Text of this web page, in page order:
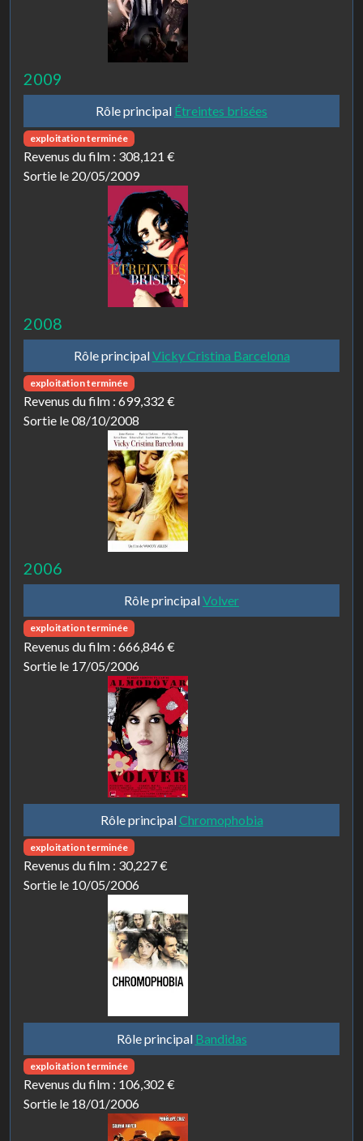
2009
Rôle principal Étreintes brisées
exploitation terminée
Revenus du film : 308,121 €
Sortie le 20/05/2009
2008
Rôle principalVicky Cristina Barcelona
exploitation terminée
Revenus du film : 699,332 €
Sortie le 08/10/2008
2006
Rôle principalVolver
exploitation terminée
Revenus du film : 666,846 €
Sortie le 17/05/2006
Rôle principalChromophobia
exploitation terminée
Revenus du film : 30,227 €
Sortie le 10/05/2006
Rôle principal Bandidas
exploitation terminée
Revenus du film : 106,302 €
Sortie le 18/01/2006